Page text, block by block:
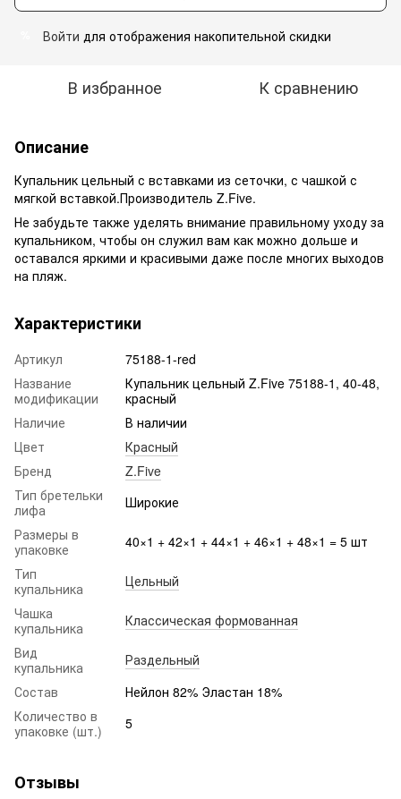
Войти для отображения накопительной скидки
В избранное К сравнению
Описание
Купальник цельный с вставками из сеточки, с чашкой с
мягкой вставкой.Производитель Z.Five.
Не забудьте также уделять внимание правильному уходу за
купальником, чтобы он служил вам как можно дольше и
оставался яркими и красивыми даже после многих выходов
на пляж.
Характеристики
Артикул
75188-1-red
Название
модификации
Купальник цельный Z.Five 75188-1, 40-48,
красный
Наличие
В наличии
Цвет
Красный
Бренд
Z.Five
Тип бретельки
лифа
Широкие
Размеры в
упаковке
40×1 + 42×1 + 44×1 + 46×1 + 48×1 = 5 шт
Тип
купальника
Цельный
Чашка
купальника
Классическая формованная
Вид
купальника
Раздельный
Состав
Нейлон 82% Эластан 18%
Количество в
упаковке (шт.)
5
Отзывы